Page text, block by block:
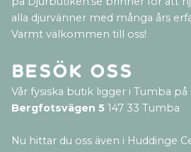
alla djurvänner med många års
Varmt välkommen till oss!
Besök oss
Vår fysiska butik ligger i Tumba på
Bergfotsvägen 5 147 33 Tumba
Nu hittar du oss även i Huddinge